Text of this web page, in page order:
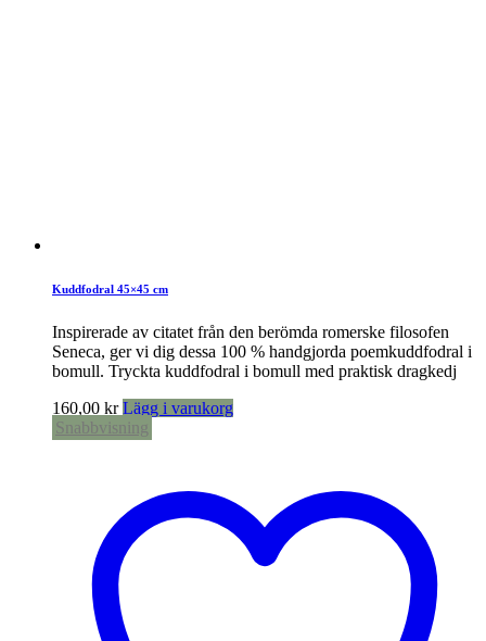
Kuddfodral 45×45 cm
Inspirerade av citatet från den berömda romerske filosofen
Seneca, ger vi dig dessa 100 % handgjorda poemkuddfodral i
bomull. Tryckta kuddfodral i bomull med praktisk dragkedj
160,00 kr Lägg i varukorg
Snabbvisning